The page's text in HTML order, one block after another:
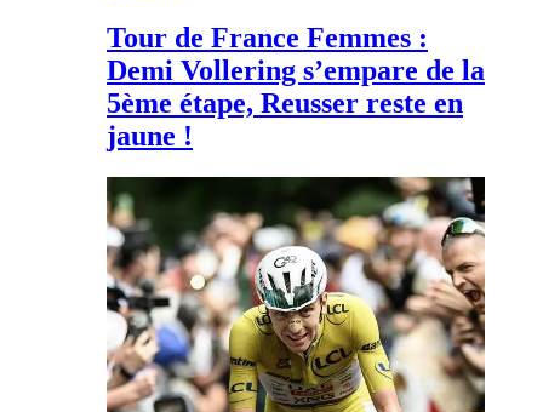
Tour de France Femmes :
Demi Vollering s’empare de la
5ème étape, Reusser reste en
jaune !